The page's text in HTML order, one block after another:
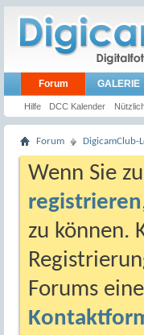
Forum
Hilfe DCC Kalender
GALERIE
Forum DigicamClub-
Wenn Sie
registrieren
zu können.
Forums